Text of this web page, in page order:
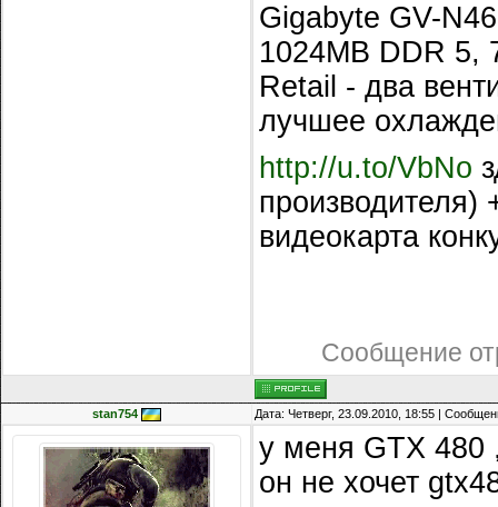
Gigabyte GV-
1024MB DDR 5,
Retail - два
лучшее
http://u.to/VbNo
производителя)
видеокарта
Сообщение
stan754 Дата: Четверг, 23.09.2010, 18:55 |
у меня GTX 480
он не хочет